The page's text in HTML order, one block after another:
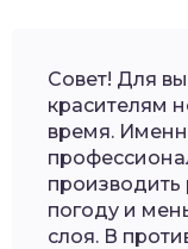
Совет! Для
красителям
время.
погоду и
слоя. В